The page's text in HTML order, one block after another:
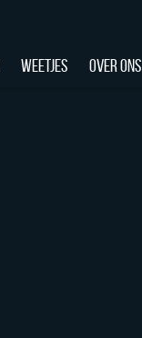
WEETJES OVER ONS